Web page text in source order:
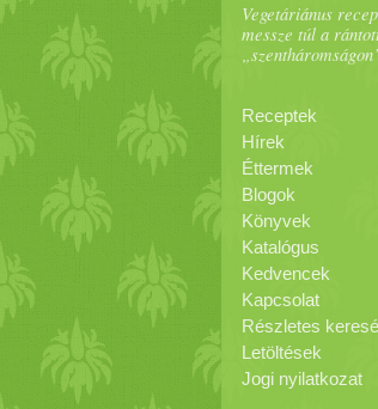
Vegetáriánus
messze túl a
Receptek
Hírek
Éttermek
Blogok
Könyvek
Katalógus
Kedvencek
Kapcsolat
Részletes
Letöltések
Jogi nyilatkozat